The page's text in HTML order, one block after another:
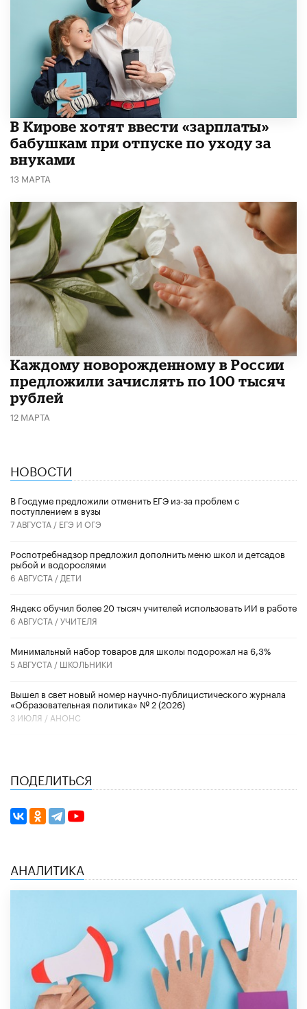
В Кирове хотят ввести «зарплаты»
бабушкам при отпуске по уходу за
внуками
13 МАРТА
Каждому новорожденному в России
предложили зачислять по 100 тысяч
рублей
12 МАРТА
НОВОСТИ
В Госдуме предложили отменить ЕГЭ из-за проблем с
поступлением в вузы
7 АВГУСТА / ЕГЭ И ОГЭ
Роспотребнадзор предложил дополнить меню школ и детсадов
рыбой и водорослями
6 АВГУСТА / ДЕТИ
​Яндекс обучил более 20 тысяч учителей использовать ИИ в работе
6 АВГУСТА /УЧИТЕЛЯ
Минимальный набор товаров для школы подорожал на 6,3%
5 АВГУСТА / ШКОЛЬНИКИ
Вышел в свет новый номер научно-публицистического журнала
«Образовательная политика» № 2 (2026)
3 ИЮЛЯ / АНОНС
ПОДЕЛИТЬСЯ
АНАЛИТИКА